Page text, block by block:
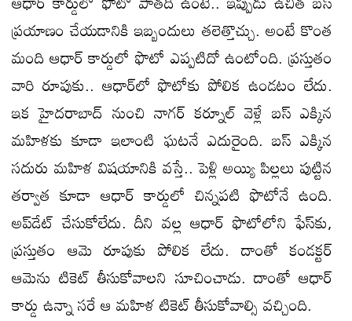
ప్రయాణం చేయడానికి ఇబ్బందులు తలెత్తొచ్చు. అంటే కొంత
మంది ఆధార్ కార్డులో ఫొటో ఎప్పటిదో ఉంటోంది. ప్రస్తుతం
వారి రూపుకు.. ఆధార్‌లో ఫొటోకు పోలిక ఉండటం లేదు.
ఇక హైదరాబాద్ నుంచి నాగర్ కర్నూల్ వెళ్లే బస్ ఎక్కిన
మహిళకు కూడా ఇలాంటి ఘటనే ఎదురైంది. బస్ ఎక్కిన
సదురు మహిళ విషయానికి వస్తే.. పెళ్లి అయ్యి పిల్లలు పుట్టిన
తర్వాత కూడా ఆధార్ కార్డులో చిన్నపటి ఫొటోనే ఉంది.
అప్‌డేట్ చేసుకోలేదు. దీని వల్ల ఆధార్ ఫొటోలోని ఫేస్‌కు,
ప్రస్తుతం ఆమె రూపుకు పోలిక లేదు. దాంతో కండక్టర్‌
ఆమెను టికెట్‌ తీసుకోవాలని సూచించాడు. దాంతో ఆధార్‌
కార్డు ఉన్నా సరే ఆ మహిళ టికెట్‌ తీసుకోవాల్సి వచ్చింది.